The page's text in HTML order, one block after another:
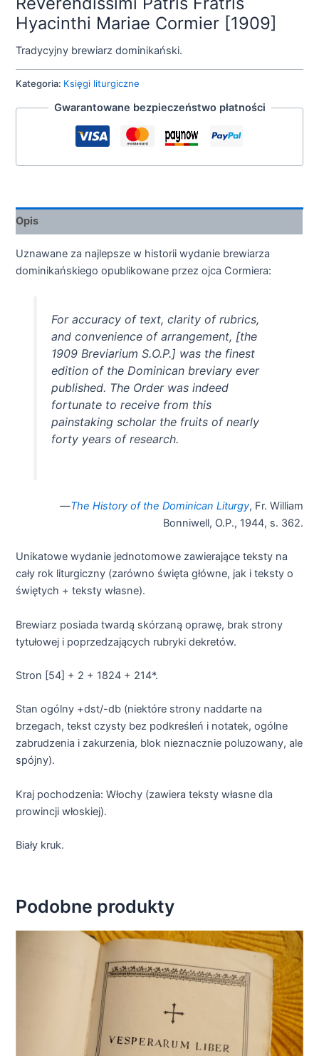
Hyacinthi Mariae Cormier [1909]
Tradycyjny brewiarz dominikański.
Kategoria: Księgi liturgiczne
Gwarantowane bezpieczeństwo płatności
Opis
Uznawane za najlepsze w historii wydanie brewiarza
dominikańskiego opublikowane przez ojca Cormiera:
For accuracy of text, clarity of rubrics,
and convenience of arrangement, [the
1909 Breviarium S.O.P.] was the finest
edition of the Dominican breviary ever
published. The Order was indeed
fortunate to receive from this
painstaking scholar the fruits of nearly
forty years of research.
—The History of the Dominican Liturgy, Fr. William
Bonniwell, O.P., 1944, s. 362.
Unikatowe wydanie jednotomowe zawierające teksty na
cały rok liturgiczny (zarówno święta główne, jak i teksty o
świętych + teksty własne).
Brewiarz posiada twardą skórzaną oprawę, brak strony
tytułowej i poprzedzających rubryki dekretów.
Stron [54] + 2 + 1824 + 214*.
Stan ogólny +dst/-db (niektóre strony naddarte na
brzegach, tekst czysty bez podkreśleń i notatek, ogólne
zabrudzenia i zakurzenia, blok nieznacznie poluzowany, ale
spójny).
Kraj pochodzenia: Włochy (zawiera teksty własne dla
prowincji włoskiej).
Biały kruk.
Podobne produkty